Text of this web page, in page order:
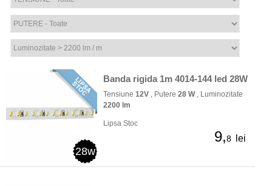
28w
Banda rigida 1m 4014-144 led 28W
Tensiune 12V , Putere 28 W, Luminozitate
2200 lm
Lipsa Stoc
9,8 lei